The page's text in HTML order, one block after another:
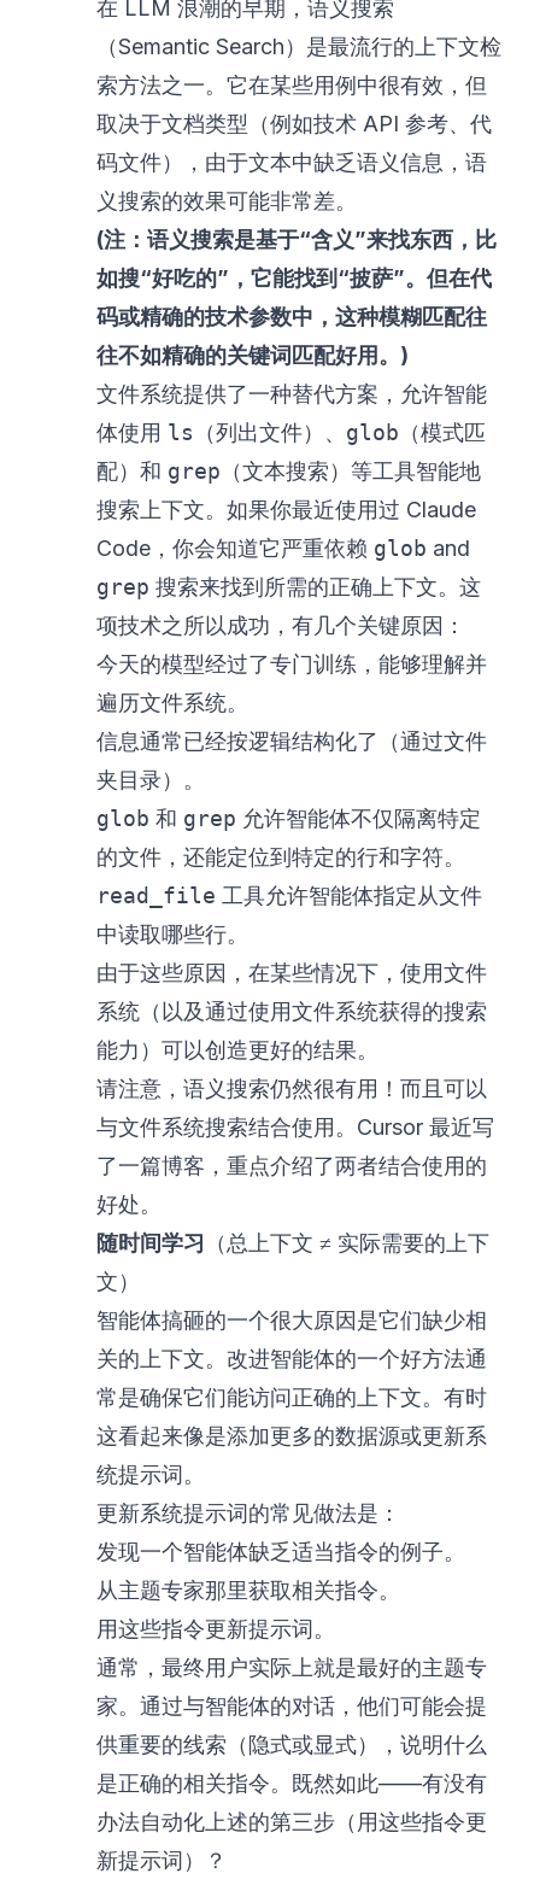
在 LLM 浪潮的早期，语义搜索
（Semantic Search）是最流行的上下文检
索方法之一。它在某些用例中很有效，但
取决于文档类型（例如技术 API 参考、代
码文件），由于文本中缺乏语义信息，语
义搜索的效果可能非常差。
(注：语义搜索是基于“含义”来找东西，比
如搜“好吃的”，它能找到“披萨”。但在代
码或精确的技术参数中，这种模糊匹配往
往不如精确的关键词匹配好用。)
文件系统提供了一种替代方案，允许智能
体使用 ls （列出文件）、 glob （模式匹
配）和 grep （文本搜索）等工具智能地
搜索上下文。如果你最近使用过 Claude
Code，你会知道它严重依赖 glob and
grep 搜索来找到所需的正确上下文。这
项技术之所以成功，有几个关键原因：
今天的模型经过了专门训练 ，能够理解并
遍历文件系统。
信息通常已经按逻辑结构化了（通过文件
夹目录）。
glob 和 grep 允许智能体不仅隔离特定
的文件，还能定位到特定的行和字符。
read_file 工具允许智能体指定从文件
中读取哪些行。
由于这些原因，在某些情况下，使用文件
系统（以及通过使用文件系统获得的搜索
能力）可以创造更好的结果。
请注意，语义搜索仍然很有用！而且可以
与文件系统搜索结合使用。Cursor 最近写
了一篇博客 ，重点介绍了两者结合使用的
好处。
随时间学习 （总上下文 ≠ 实际需要的上下
文）
智能体搞砸的一个很大原因是它们缺少相
关的上下文。改进智能体的一个好方法通
常是确保它们能访问正确的上下文。有时
这看起来像是添加更多的数据源或更新系
统提示词。
更新系统提示词的常见做法是：
发现一个智能体缺乏适当指令的例子。
从主题专家那里获取相关指令。
用这些指令更新提示词。
通常，最终用户实际上就是最好的主题专
家。通过与智能体的对话，他们可能会提
供重要的线索（隐式或显式），说明什么
是正确的相关指令。既然如此——有没有
办法自动化上述的第三步（用这些指令更
新提示词）？